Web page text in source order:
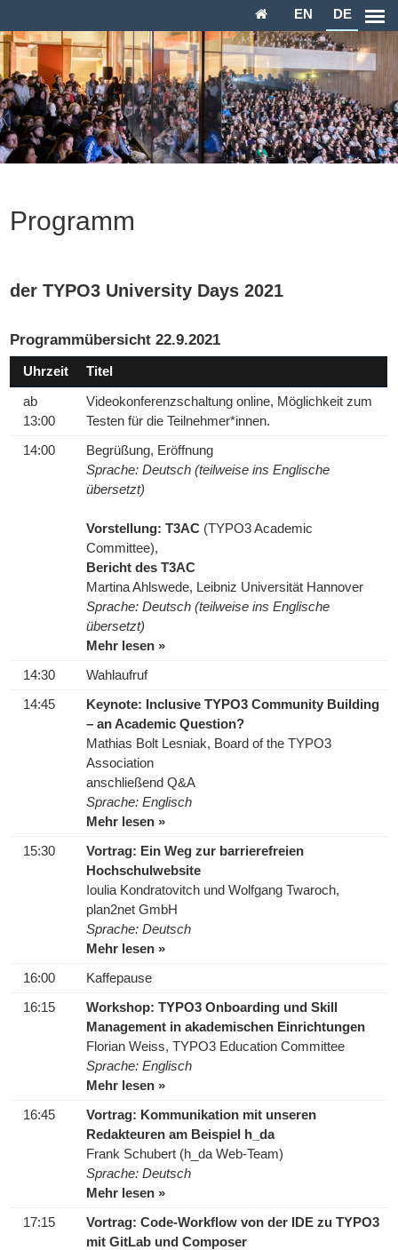
 EN DE
Programm
der TYPO3 University Days 2021
Programmübersicht 22.9.2021
Uhrzeit
Titel
ab
13:00
Videokonferenzschaltung online, Möglichkeit zum
Testen für die Teilnehmer*innen.
14:00
Begrüßung, Eröffnung
Sprache: Deutsch (teilweise ins Englische
übersetzt)
Vorstellung: T3AC (TYPO3 Academic
Committee),
Bericht des T3AC
Martina Ahlswede, Leibniz Universität Hannover
Sprache: Deutsch (teilweise ins Englische
übersetzt)
Mehr lesen »
14:30
Wahlaufruf
14:45
Keynote: Inclusive TYPO3 Community Building
– an Academic Question?
Mathias Bolt Lesniak, Board of the TYPO3
Association
anschließend Q&A
Sprache: Englisch
Mehr lesen »
15:30
Vortrag: Ein Weg zur barrierefreien
Hochschulwebsite
Ioulia Kondratovitch und Wolfgang Twaroch,
plan2net GmbH
Sprache: Deutsch
Mehr lesen »
16:00
Kaffepause
16:15
Workshop: TYPO3 Onboarding und Skill
Management in akademischen Einrichtungen
Florian Weiss, TYPO3 Education Committee
Sprache: Englisch
Mehr lesen »
16:45
Vortrag: Kommunikation mit unseren
Redakteuren am Beispiel h_da
Frank Schubert (h_da Web-Team)
Sprache: Deutsch
Mehr lesen »
17:15
Vortrag: Code-Workflow von der IDE zu TYPO3
mit GitLab und Composer